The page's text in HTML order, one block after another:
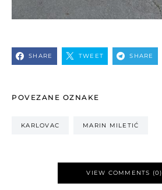
SHARE TWEET SHARE
POVEZANE OZNAKE
KARLOVAC MARIN MILETIĆ
VIEW COMMENTS (0)